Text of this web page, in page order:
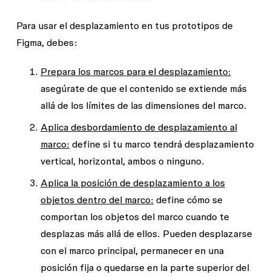
Para usar el desplazamiento en tus prototipos de
Figma, debes:
Prepara los marcos para el desplazamiento:
asegúrate de que el contenido se extiende más
allá de los límites de las dimensiones del marco.
Aplica desbordamiento de desplazamiento al
marco: define si tu marco tendrá desplazamiento
vertical, horizontal, ambos o ninguno.
Aplica la posición de desplazamiento a los
objetos dentro del marco: define cómo se
comportan los objetos del marco cuando te
desplazas más allá de ellos. Pueden desplazarse
con el marco principal, permanecer en una
posición fija o quedarse en la parte superior del